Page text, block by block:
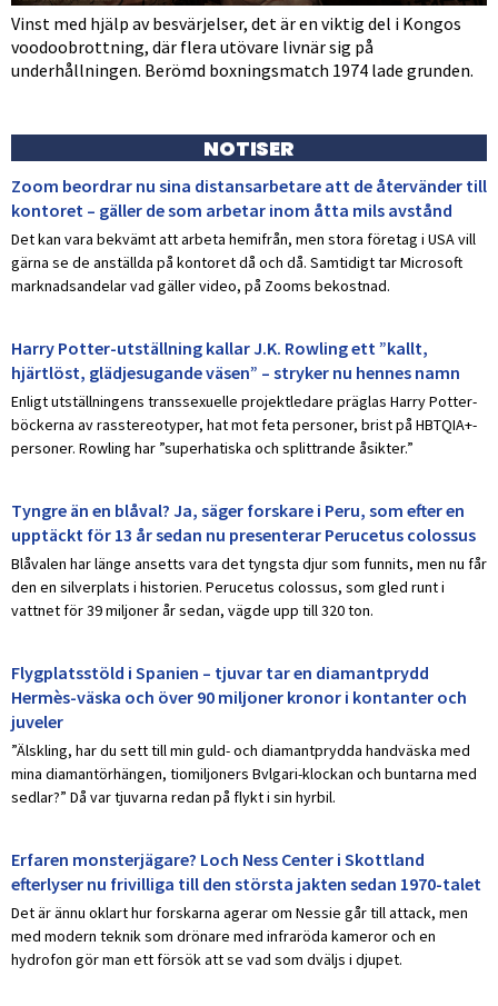
Vinst med hjälp av besvärjelser, det är en viktig del i Kongos
voodoobrottning, där flera utövare livnär sig på
underhållningen. Berömd boxningsmatch 1974 lade grunden.
NOTISER
Zoom beordrar nu sina distansarbetare att de återvänder till
kontoret – gäller de som arbetar inom åtta mils avstånd
Det kan vara bekvämt att arbeta hemifrån, men stora företag i USA vill
gärna se de anställda på kontoret då och då. Samtidigt tar Microsoft
marknadsandelar vad gäller video, på Zooms bekostnad.
Harry Potter-utställning kallar J.K. Rowling ett ”kallt,
hjärtlöst, glädjesugande väsen” – stryker nu hennes namn
Enligt utställningens transsexuelle projektledare präglas Harry Potter-
böckerna av rasstereotyper, hat mot feta personer, brist på HBTQIA+-
personer. Rowling har ”superhatiska och splittrande åsikter.”
Tyngre än en blåval? Ja, säger forskare i Peru, som efter en
upptäckt för 13 år sedan nu presenterar Perucetus colossus
Blåvalen har länge ansetts vara det tyngsta djur som funnits, men nu får
den en silverplats i historien. Perucetus colossus, som gled runt i
vattnet för 39 miljoner år sedan, vägde upp till 320 ton.
Flygplatsstöld i Spanien – tjuvar tar en diamantprydd
Hermès-väska och över 90 miljoner kronor i kontanter och
juveler
”Älskling, har du sett till min guld- och diamantprydda handväska med
mina diamantörhängen, tiomiljoners Bvlgari-klockan och buntarna med
sedlar?” Då var tjuvarna redan på flykt i sin hyrbil.
Erfaren monsterjägare? Loch Ness Center i Skottland
efterlyser nu frivilliga till den största jakten sedan 1970-talet
Det är ännu oklart hur forskarna agerar om Nessie går till attack, men
med modern teknik som drönare med infraröda kameror och en
hydrofon gör man ett försök att se vad som dväljs i djupet.